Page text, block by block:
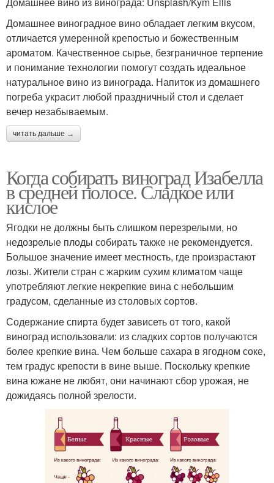
Домашнее виноградное вино обладает легким вкусом,
отличается умеренной крепостью и божественным
ароматом. Качественное сырье, безграничное терпение
и понимание технологии помогут создать идеальное
натуральное вино из винограда. Напиток из домашнего
погреба украсит любой праздничный стол и сделает
вечер незабываемым.
читать дальше →
Когда собирать виноград Изабелла
в средней полосе. Сладкое или
кислое
Ягодки не должны быть слишком перезрелыми, но
недозрелые плоды собирать также не рекомендуется.
Большое значение имеет местность, где произрастают
лозы. Жители стран с жарким сухим климатом чаще
употребляют легкие некрепкие вина с небольшим
градусом, сделанные из столовых сортов.
Содержание спирта будет зависеть от того, какой
виноград использовали: из сладких сортов получаются
более крепкие вина. Чем больше сахара в ягодном соке,
тем градус крепости в вине выше. Поскольку крепкие
вина южане не любят, они начинают сбор урожая, не
дожидаясь полной зрелости.